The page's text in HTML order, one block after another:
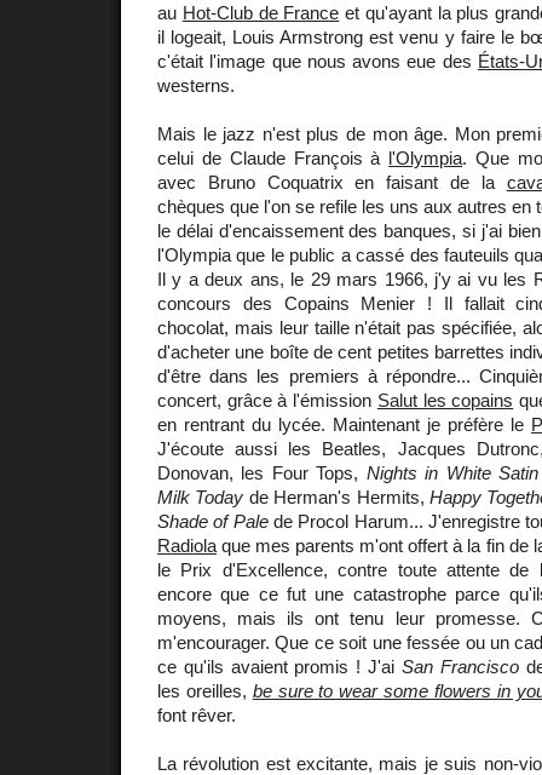
au Hot-Club de France et qu'ayant la plus
il logeait, Louis Armstrong est venu y faire le
c'était l'image que nous avons eue des États-
westerns.
Mais le jazz n'est plus de mon âge. Mon
celui de Claude François à l'Olympia. Que
avec Bruno Coquatrix en faisant de la
chèques que l'on se refile les uns aux autres en
le délai d'encaissement des banques, si j'ai
l'Olympia que le public a cassé des fauteuils
Il y a deux ans, le 29 mars 1966, j'y ai vu les
concours des Copains Menier ! Il fallait
chocolat, mais leur taille n'était pas spécifiée,
d'acheter une boîte de cent petites barrettes
d'être dans les premiers à répondre...
concert, grâce à l'émission Salut les copains
en rentrant du lycée. Maintenant je préfère le
J'écoute aussi les Beatles, Jacques
Donovan, les Four Tops, Nights in White Satin
Milk Today de Herman's Hermits,Happy
Shade of Palede Procol Harum... J'enregistre
Radiola que mes parents m'ont offert à la fin de
le Prix d'Excellence, contre toute attente de
encore que ce fut une catastrophe parce
moyens, mais ils ont tenu leur promesse.
m'encourager. Que ce soit une fessée ou un
ce qu'ils avaient promis ! J'ai San Francisco
les oreilles, be sure to wear some flowers in
font rêver.
La révolution est excitante, mais je suis non-